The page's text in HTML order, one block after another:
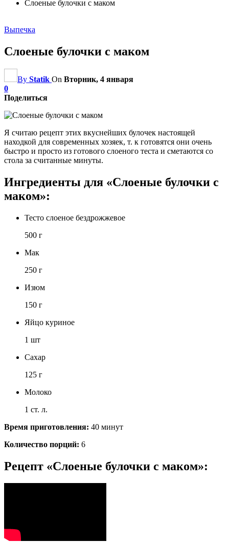
Слоеные булочки с маком
Выпечка
Слоеные булочки с маком
By Statik On Вторник, 4 января
0
Поделиться
Я считаю рецепт этих вкуснейших булочек настоящей
находкой для современных хозяек, т. к готовятся они очень
быстро и просто из готового слоеного теста и сметаются со
стола за считанные минуты.
Ингредиенты для «Слоеные булочки с
маком»:
Тесто слоеное бездрожжевое
500 г
Мак
250 г
Изюм
150 г
Яйцо куриное
1 шт
Сахар
125 г
Молоко
1 ст. л.
Время приготовления: 40 минут
Количество порций: 6
Рецепт «Слоеные булочки с маком»: